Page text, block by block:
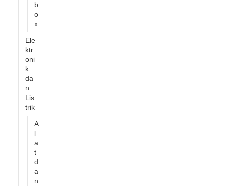
b
o
x
Ele
ktr
oni
k
da
n
Lis
trik
A
l
a
t
d
a
n